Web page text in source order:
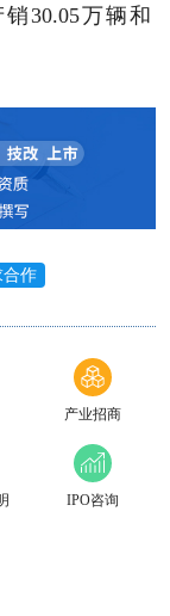
30.05万辆和
合作
产业招商
IPO咨询